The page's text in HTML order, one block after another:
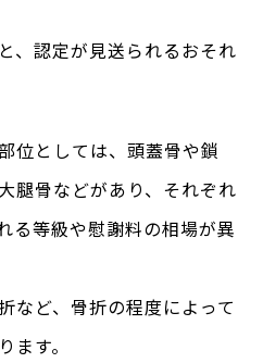
、認定が見送られるおそれ
位としては、頭蓋骨や鎖
腿骨などがあり、それぞれ
る等級や慰謝料の相場が異
など、骨折の程度によって
す。